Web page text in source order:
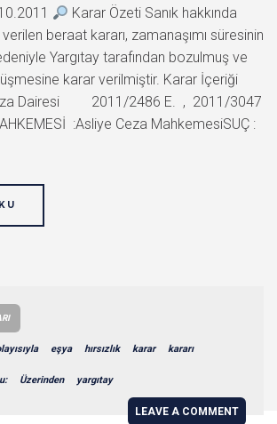
Karar Özeti Sanık hakkında
verilen beraat kararı, zamanaşımı süresinin
Yargıtay tarafından bozulmuş ve
karar verilmiştir. Karar İçeriği
Dairesi 2011/2486 E. , 2011/3047
:Asliye Ceza MahkemesiSUÇ :
eşya hırsızlık karar kararı
Üzerinden yargıtay
LEAVE A COMMENT